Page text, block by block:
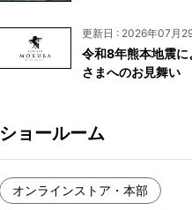
更新日 : 2026年07月
令和8年熊本地震
さまへのお見舞い
ショールーム
オンラインストア・本部